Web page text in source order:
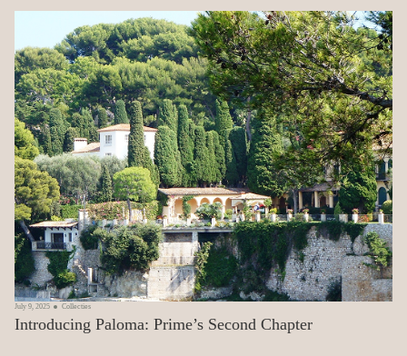
Introducing Paloma: Prime’s Second Chapter
July 9, 2025 Collecties